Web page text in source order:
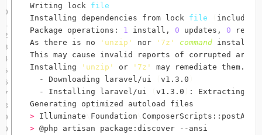
Writing lock file
Installing dependencies from lock file
including
Package operations: 1 install, 0 updates, 0
As there is no
'unzip' nor '7z' command
This may cause invalid reports of corrupted
Installing
'unzip' or '7z'
may remediate them.
  - Downloading laravel/ui
v1.3.0
  - Installing laravel/ui
v1.3.0
: Extracting
> Illuminate Foundation
> @php artisan package:discover --ansi